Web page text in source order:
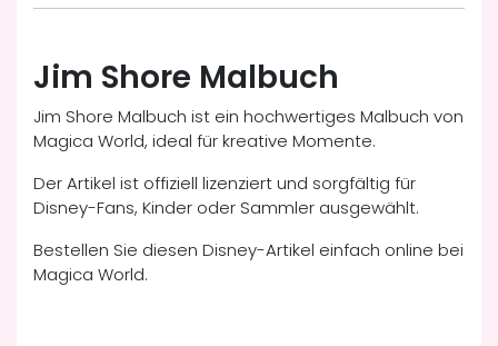
Jim Shore Malbuch
Jim Shore Malbuch ist ein hochwertiges Malbuch von
Magica World, ideal für kreative Momente.
Der Artikel ist offiziell lizenziert und sorgfältig für
Disney-Fans, Kinder oder Sammler ausgewählt.
Bestellen Sie diesen Disney-Artikel einfach online bei
Magica World.